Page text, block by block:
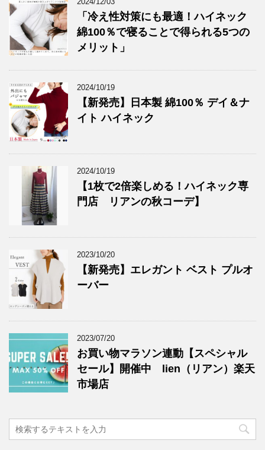
「冷え性対策にも最適！ハイネック
綿100％で寝ることで得られる5つの
メリット」
2024/10/19
【新発売】日本製 綿100％ デイ＆ナ
イト ハイネック
2024/10/19
【1枚で2倍楽しめる！ハイネック専
門店 リアンの秋コーデ】
2023/10/20
【新発売】エレガント ベスト プルオ
ーバー
2023/07/20
お買い物マラソン連動【スペシャル
セール】開催中 lien（リアン）楽天
市場店